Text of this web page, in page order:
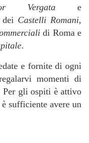
Vergatae
Castelli Romani,
di Roma e
.
e fornite di ogni
momenti di
gli ospiti è attivo
sufficiente avere un